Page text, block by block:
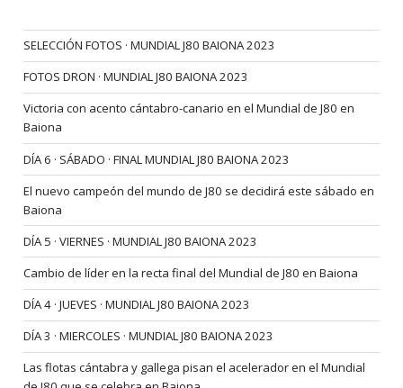
SELECCIÓN FOTOS · MUNDIAL J80 BAIONA 2023
FOTOS DRON · MUNDIAL J80 BAIONA 2023
Victoria con acento cántabro-canario en el Mundial de J80 en
Baiona
DÍA 6 · SÁBADO · FINAL MUNDIAL J80 BAIONA 2023
El nuevo campeón del mundo de J80 se decidirá este sábado en
Baiona
DÍA 5 · VIERNES · MUNDIAL J80 BAIONA 2023
Cambio de líder en la recta final del Mundial de J80 en Baiona
DÍA 4 · JUEVES · MUNDIAL J80 BAIONA 2023
DÍA 3 · MIERCOLES · MUNDIAL J80 BAIONA 2023
Las flotas cántabra y gallega pisan el acelerador en el Mundial